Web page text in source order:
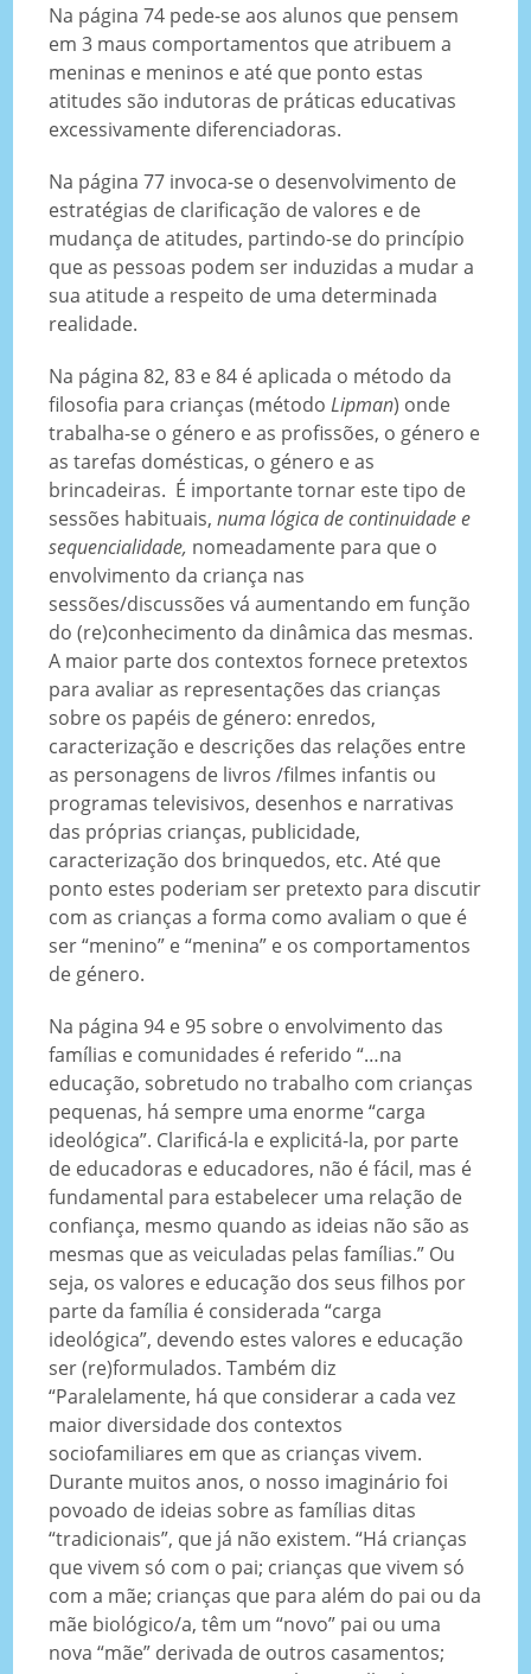
Na página 74 pede-se aos alunos que pensem
em 3 maus comportamentos que atribuem a
meninas e meninos e até que ponto estas
atitudes são indutoras de práticas educativas
excessivamente diferenciadoras.
Na página 77 invoca-se o desenvolvimento de
estratégias de clarificação de valores e de
mudança de atitudes, partindo-se do princípio
que as pessoas podem ser induzidas a mudar a
sua atitude a respeito de uma determinada
realidade.
Na página 82, 83 e 84 é aplicada o método da
filosofia para crianças (métodoLipman) onde
trabalha-se o género e as profissões, o género e
as tarefas domésticas, o género e as
brincadeiras. É importante tornar este tipo de
sessões habituais,numa lógica de continuidade e
sequencialidade, nomeadamente para que o
envolvimento da criança nas
sessões/discussões vá aumentando em função
do (re)conhecimento da dinâmica das mesmas.
A maior parte dos contextos fornece pretextos
para avaliar as representações das crianças
sobre os papéis de género: enredos,
caracterização e descrições das relações entre
as personagens de livros /filmes infantis ou
programas televisivos, desenhos e narrativas
das próprias crianças, publicidade,
caracterização dos brinquedos, etc. Até que
ponto estes poderiam ser pretexto para discutir
com as crianças a forma como avaliam o que é
ser “menino” e “menina” e os comportamentos
de género.
Na página 94 e 95 sobre o envolvimento das
famílias e comunidades é referido “…na
educação, sobretudo no trabalho com crianças
pequenas, há sempre uma enorme “carga
ideológica”. Clarificá-la e explicitá-la, por parte
de educadoras e educadores, não é fácil, mas é
fundamental para estabelecer uma relação de
confiança, mesmo quando as ideias não são as
mesmas que as veiculadas pelas famílias.” Ou
seja, os valores e educação dos seus filhos por
parte da família é considerada “carga
ideológica”, devendo estes valores e educação
ser (re)formulados. Também diz
“Paralelamente, há que considerar a cada vez
maior diversidade dos contextos
sociofamiliares em que as crianças vivem.
Durante muitos anos, o nosso imaginário foi
povoado de ideias sobre as famílias ditas
“tradicionais”, que já não existem. “Há crianças
que vivem só com o pai; crianças que vivem só
com a mãe; crianças que para além do pai ou da
mãe biológico/a, têm um “novo” pai ou uma
nova “mãe” derivada de outros casamentos;